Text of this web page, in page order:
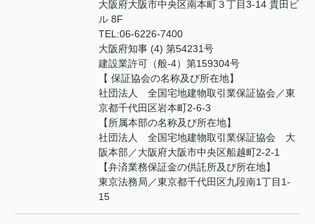
大阪府大阪市中央区南本町３丁目3-14 貴田ビ
ル 8F
TEL:06-6226-7400
大阪府知事 (4) 第54231号
建設業許可（般-4）第159304号
【 保証協会の名称及び所在地】
社団法人 全国宅地建物取引業保証協会／東
京都千代田区岩本町2-6-3
【所属本部の名称及び所在地】
社団法人 全国宅地建物取引業保証協会 大
阪本部／大阪府大阪市中央区船越町2-2-1
【弁済業務保証金の供託所及び所在地】
東京法務局／東京都千代田区九段南1丁目1-
15